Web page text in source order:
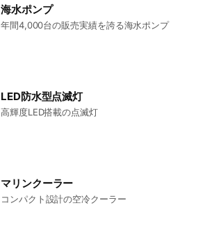
海水ポンプ
年間4,000台の販売実績を誇る海水ポンプ
LED防水型点滅灯
高輝度LED搭載の点滅灯
マリンクーラー
コンパクト設計の空冷クーラー